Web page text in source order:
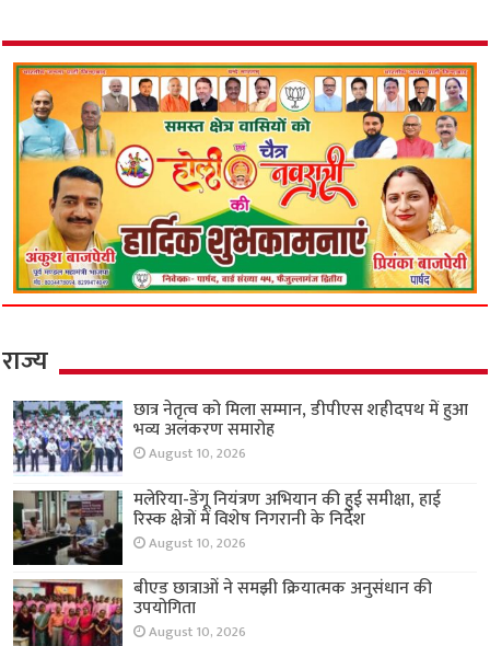
राज्य
छात्र नेतृत्व को मिला सम्मान, डीपीएस शहीदपथ में हुआ
भव्य अलंकरण समारोह
August 10, 2026
मलेरिया-डेंगू नियंत्रण अभियान की हुई समीक्षा, हाई
रिस्क क्षेत्रों में विशेष निगरानी के निर्देश
August 10, 2026
बीएड छात्राओं ने समझी क्रियात्मक अनुसंधान की
उपयोगिता
August 10, 2026